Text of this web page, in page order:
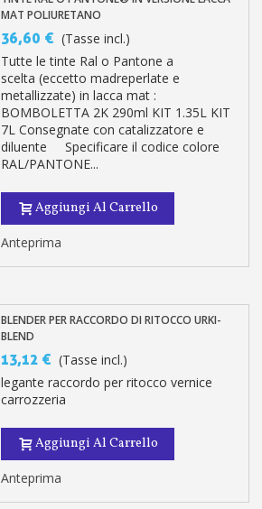
MAT POLIURETANO
36,60 € (Tasse incl.)
Tutte le tinte Ral o Pantone a
scelta (eccetto madreperlate e
metallizzate) in lacca mat :
BOMBOLETTA 2K 290ml KIT 1.35L KIT
7L Consegnate con catalizzatore e
diluente Specificare il codice colore
RAL/PANTONE...
Aggiungi Al Carrello
Anteprima
BLENDER PER RACCORDO DI RITOCCO URKI-
BLEND
13,12 € (Tasse incl.)
legante raccordo per ritocco vernice
carrozzeria
Aggiungi Al Carrello
Anteprima